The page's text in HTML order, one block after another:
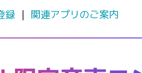
録 ｜ 関連アプリのご案内